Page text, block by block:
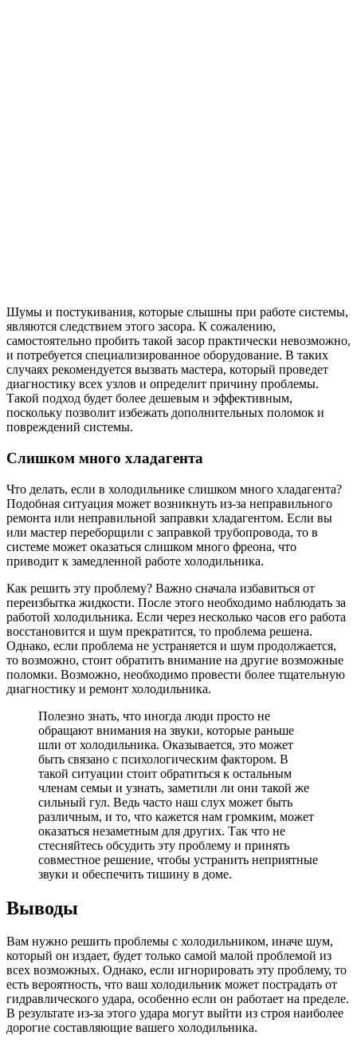
Шумы и постукивания, которые слышны при работе системы,
являются следствием этого засора. К сожалению,
самостоятельно пробить такой засор практически невозможно,
и потребуется специализированное оборудование. В таких
случаях рекомендуется вызвать мастера, который проведет
диагностику всех узлов и определит причину проблемы.
Такой подход будет более дешевым и эффективным,
поскольку позволит избежать дополнительных поломок и
повреждений системы.
Слишком много хладагента
Что делать, если в холодильнике слишком много хладагента?
Подобная ситуация может возникнуть из-за неправильного
ремонта или неправильной заправки хладагентом. Если вы
или мастер переборщили с заправкой трубопровода, то в
системе может оказаться слишком много фреона, что
приводит к замедленной работе холодильника.
Как решить эту проблему? Важно сначала избавиться от
переизбытка жидкости. После этого необходимо наблюдать за
работой холодильника. Если через несколько часов его работа
восстановится и шум прекратится, то проблема решена.
Однако, если проблема не устраняется и шум продолжается,
то возможно, стоит обратить внимание на другие возможные
поломки. Возможно, необходимо провести более тщательную
диагностику и ремонт холодильника.
Полезно знать, что иногда люди просто не
обращают внимания на звуки, которые раньше
шли от холодильника. Оказывается, это может
быть связано с психологическим фактором. В
такой ситуации стоит обратиться к остальным
членам семьи и узнать, заметили ли они такой же
сильный гул. Ведь часто наш слух может быть
различным, и то, что кажется нам громким, может
оказаться незаметным для других. Так что не
стесняйтесь обсудить эту проблему и принять
совместное решение, чтобы устранить неприятные
звуки и обеспечить тишину в доме.
Выводы
Вам нужно решить проблемы с холодильником, иначе шум,
который он издает, будет только самой малой проблемой из
всех возможных. Однако, если игнорировать эту проблему, то
есть вероятность, что ваш холодильник может пострадать от
гидравлического удара, особенно если он работает на пределе.
В результате из-за этого удара могут выйти из строя наиболее
дорогие составляющие вашего холодильника.